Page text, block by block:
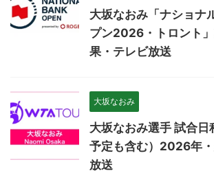
大坂なおみ「ナショナ
プン2026・トロント
果・テレビ放送
大坂なおみ
大坂なおみ選手 試合日
予定も含む）2026年
放送